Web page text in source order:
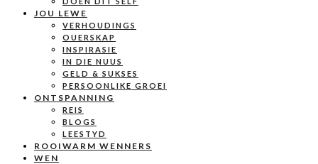
JOU LEWE
VERHOUDINGS
OUERSKAP
INSPIRASIE
IN DIE NUUS
GELD & SUKSES
PERSOONLIKE GROEI
ONTSPANNING
REIS
BLOGS
LEESTYD
ROOIWARM WENNERS
WEN